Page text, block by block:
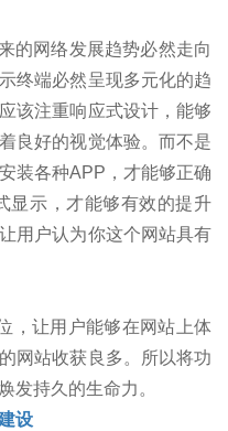
网络发展趋势必然走向
终端必然呈现多元化的趋
该注重响应式设计，能够
良好的视觉体验。而不是
装各种APP，才能够正确
显示，才能够有效的提升
用户认为你这个网站具有
让用户能够在网站上体
网站收获良多。所以将功
发持久的生命力。
设